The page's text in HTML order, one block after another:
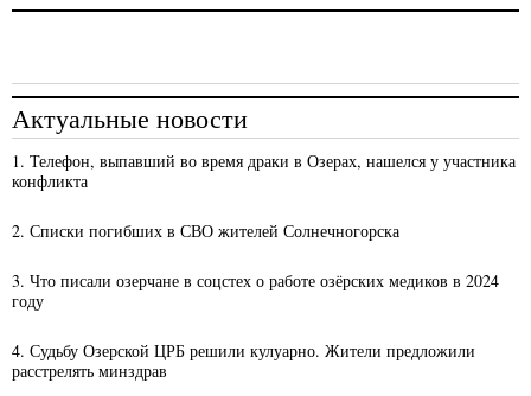
Актуальные новости
1. Телефон, выпавший во время драки в Озерах, нашелся у участника
конфликта
2. Списки погибших в СВО жителей Солнечногорска
3. Что писали озерчане в соцстех о работе озёрских медиков в 2024
году
4. Судьбу Озерской ЦРБ решили кулуарно. Жители предложили
расстрелять минздрав